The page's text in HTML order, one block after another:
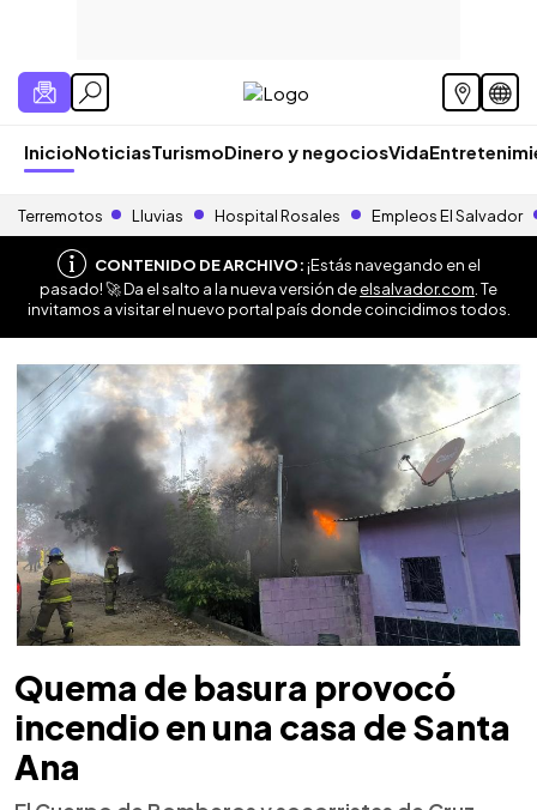
InicioNoticiasTurismoDinero y negociosVida
Terremotos Lluvias Hospital Rosales Empleos El Salvador
CONTENIDO DE ARCHIVO:¡Estás navegando en el
pasado! 🚀 Da el salto a la nueva versión deelsalvador.com . Te
invitamos a visitar el nuevo portal país donde coincidimos todos.
Quema de basura provocó
incendio en una casa de Santa
Ana